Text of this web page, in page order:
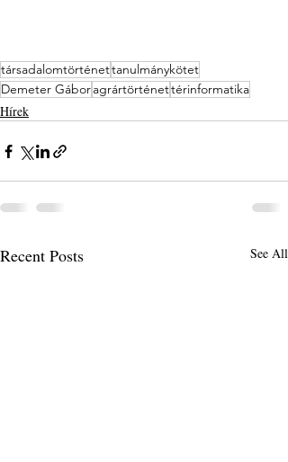
társadalomtörténettanulmánykötet
Demeter Gáboragrártörténettérinformatika
Hírek
Recent Posts See All